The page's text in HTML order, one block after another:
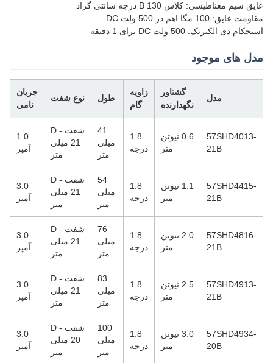
عایق سیم مغناطیسی: کلاس B 130 درجه سانتی گراد
مقاومت عایق: 100 مگا اهم در 500 ولت DC
استحکام دی الکتریک: 500 ولت DC برای 1 دقیقه
مدل های موجود
مدل
گشتاور
نگهدارنده
زاویه
گام
طول نوع شفت
جریان
نامی
57SHD4013-
21B
0.6 نیوتن
متر
1.8
درجه
41
میلی
متر
شفت D -
21 میلی
متر
1.0
آمپر
57SHD4415-
21B
1.1 نیوتن
متر
1.8
درجه
54
میلی
متر
شفت D -
21 میلی
متر
3.0
آمپر
57SHD4816-
21B
2.0 نیوتن
متر
1.8
درجه
76
میلی
متر
شفت D -
21 میلی
متر
3.0
آمپر
57SHD4913-
21B
2.5 نیوتن
متر
1.8
درجه
83
میلی
متر
شفت D -
21 میلی
متر
3.0
آمپر
57SHD4934-
20B
3.0 نیوتن
متر
1.8
درجه
100
میلی
متر
شفت D -
20 میلی
متر
3.0
آمپر